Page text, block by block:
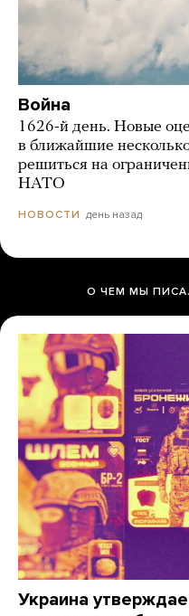
Война
1626-й день. Новые
в ближайшие
решиться на
НАТО
НОВОСТИ день назад
О ЧЕМ МЫ
Украина